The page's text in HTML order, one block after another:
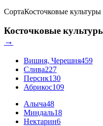
СортаКосточковые культуры
Косточковые
→
Вишня, Черешня459
Слива227
Персик130
Абрикос109
Алыча48
Миндаль18
Нектарин6